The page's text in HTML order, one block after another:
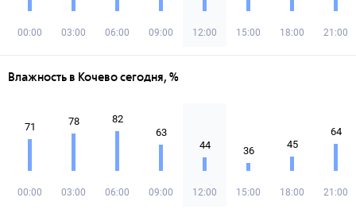
00:00 03:00 06:00 09:00 12:00 15:00 18:00 21:00
Влажность в Кочево сегодня, %
71
00:00
78
03:00
82
06:00
63
09:00
44
12:00
36
15:00
45
18:00
64
21:00